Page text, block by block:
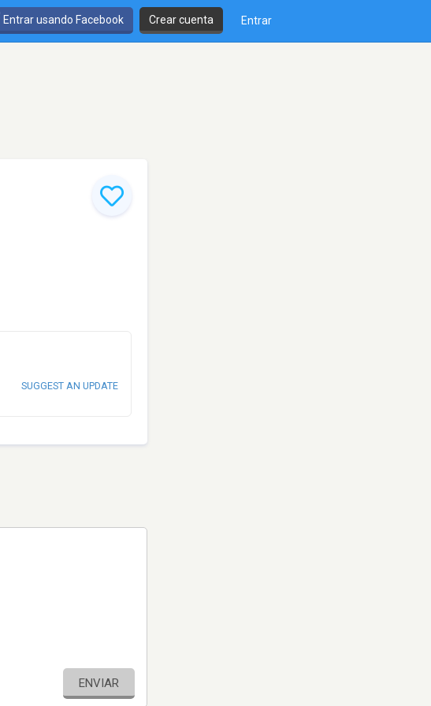
Entrar usando Facebook Crear cuenta Entrar
SUGGEST AN UPDATE
ENVIAR